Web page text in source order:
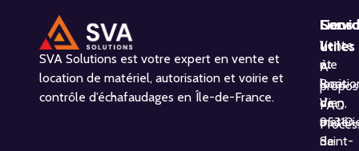
SVA Solutions est votre expert en vente et
location de matériel, autorisation et voirie et
contrôle d’échafaudages en Île-de-France.
Vente
et
de
de
Liens
utiles
À
propos
FAQ
1
rue
Boris
Vian,
95310
Saint-